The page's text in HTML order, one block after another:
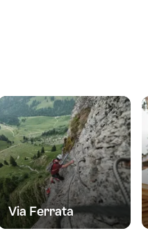
Via Ferrata